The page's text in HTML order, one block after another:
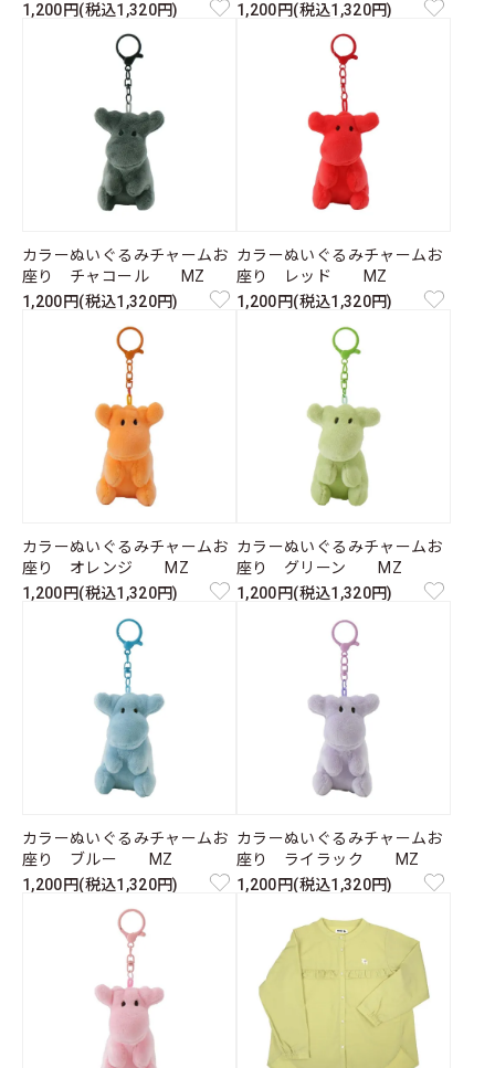
1,200円(税込1,320円)
1,200円(税込1,320円)
カラーぬいぐるみチャームお
座り チャコール MZ
1,200円(税込1,320円)
カラーぬいぐるみチャームお
座り レッド MZ
1,200円(税込1,320円)
カラーぬいぐるみチャームお
座り オレンジ MZ
1,200円(税込1,320円)
カラーぬいぐるみチャームお
座り グリーン MZ
1,200円(税込1,320円)
カラーぬいぐるみチャームお
座り ブルー MZ
1,200円(税込1,320円)
カラーぬいぐるみチャームお
座り ライラック MZ
1,200円(税込1,320円)